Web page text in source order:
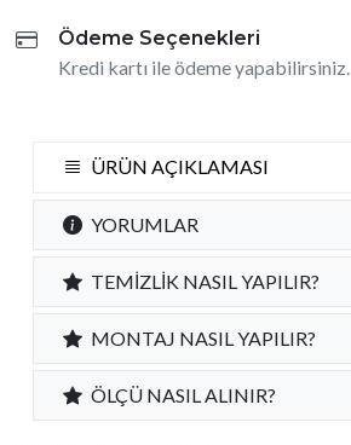
Ödeme Seçenekleri
Kredi kartı ile ödeme yapabilirsiniz.
ÜRÜN AÇIKLAMASI
YORUMLAR
TEMİZLİK NASIL YAPILIR?
MONTAJ NASIL YAPILIR?
ÖLÇÜ NASIL ALINIR?